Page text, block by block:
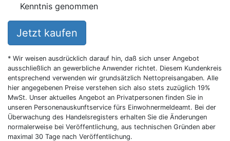
Kenntnis genommen
Jetzt kaufen
* Wir weisen ausdrücklich darauf hin, daß sich unser Angebot
ausschließlich an gewerbliche Anwender richtet. Diesem Kundenkreis
entsprechend verwenden wir grundsätzlich Nettopreisangaben. Alle
hier angegebenen Preise verstehen sich also stets zuzüglich 19%
MwSt. Unser aktuelles Angebot an Privatpersonen finden Sie in
unseren Personenauskunftservice fürs Einwohnermeldeamt. Bei der
Überwachung des Handelsregisters erhalten Sie die Änderungen
normalerweise bei Veröffentlichung, aus technischen Gründen aber
maximal 30 Tage nach Veröffentlichung.